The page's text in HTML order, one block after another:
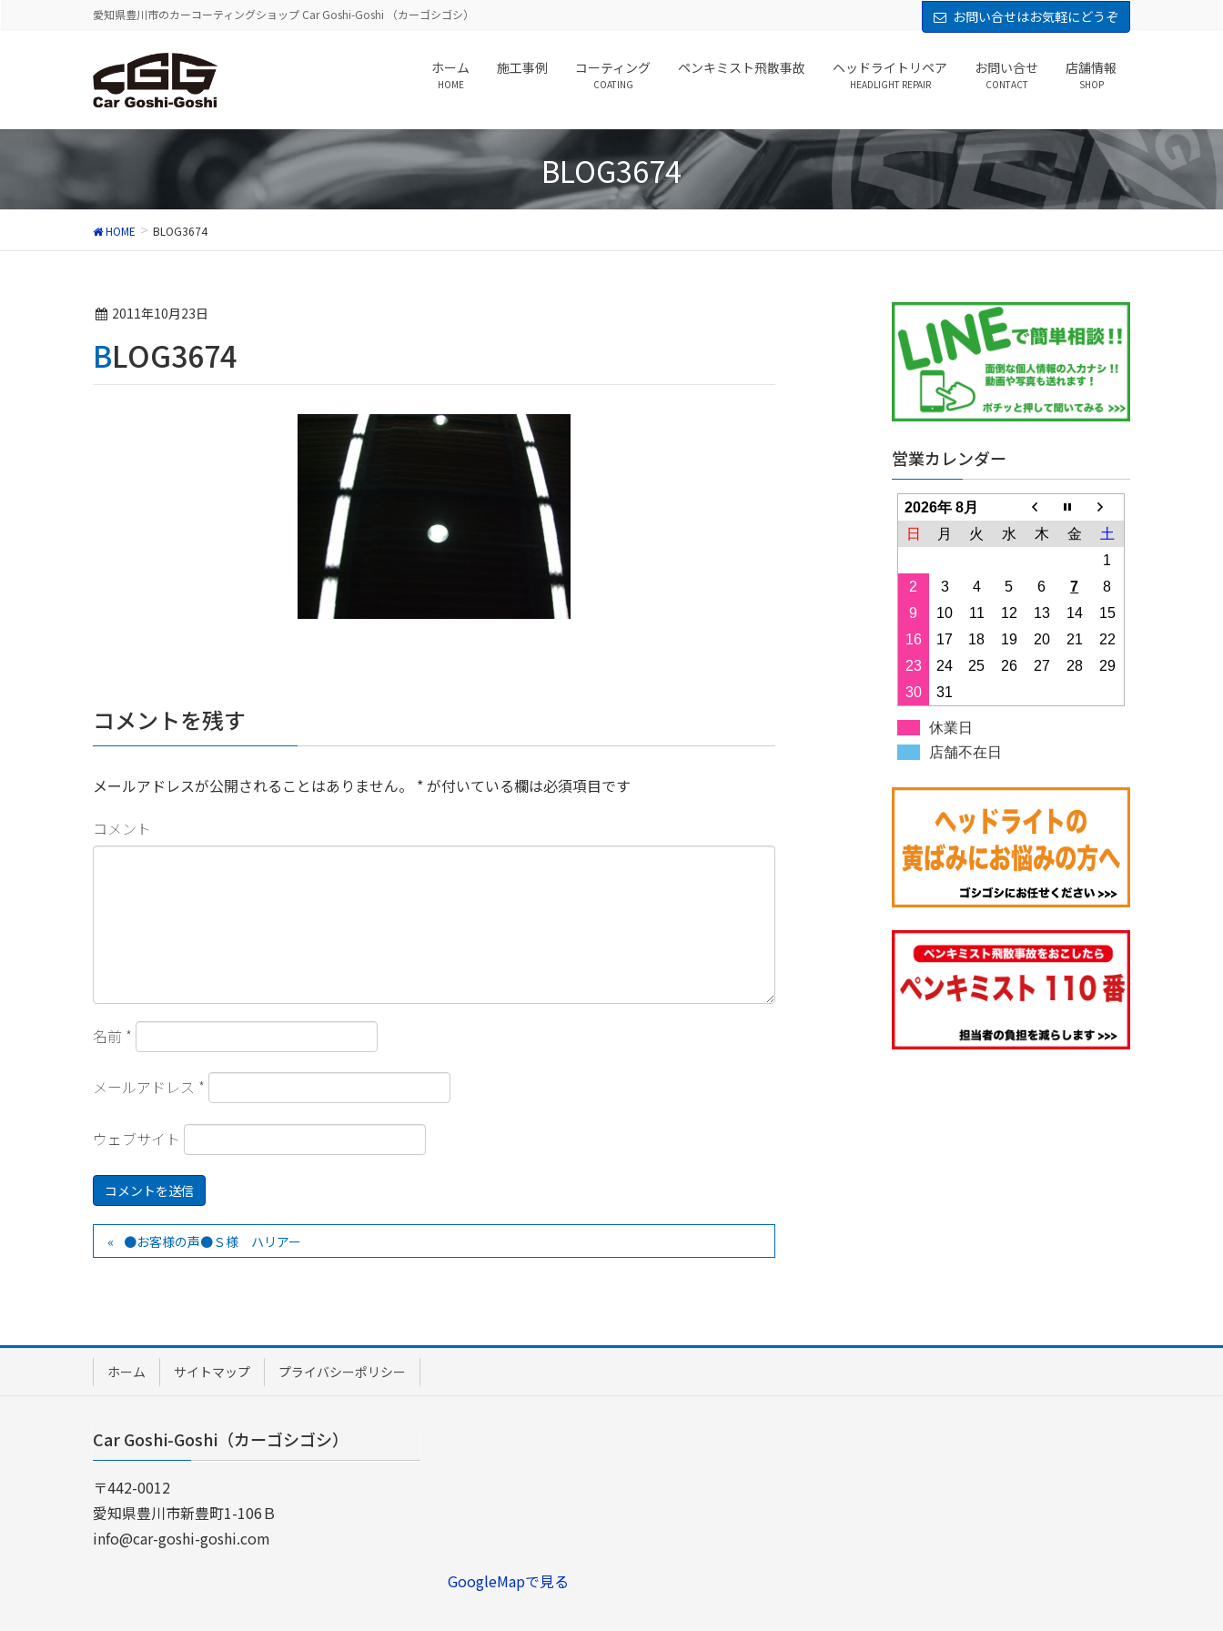
愛知県豊川市のカーコーティングショップ Car Goshi-Goshi （カーゴシゴシ） お問い合せはお気軽にどうぞ
ホーム
HOME
施工事例 コーティング
COATING
ペンキミスト飛散事故 ヘッドライトリペア
HEADLIGHT REPAIR
お問い合せ
CONTACT
店舗情報
SHOP
BLOG3674
HOME BLOG3674
2011年10月23日
BLOG3674
コメントを残す
メールアドレスが公開されることはありません。 *が付いている欄は必須項目です
コメント
名前 *
メールアドレス *
ウェブサイト
●お客様の声●Ｓ様 ハリアー
営業カレンダー
2026年 8月
日
月 火 水 木 金
土
1
2
3 4 5 6 7
8
9
10 11 12 13 14
15
16
17 18 19 20 21
22
23
24 25 26 27 28
29
30
31
休業日
店舗不在日
ホーム サイトマップ プライバシーポリシー
Car Goshi-Goshi（カーゴシゴシ）
〒442-0012
愛知県豊川市新豊町1-106Ｂ
info@car-goshi-goshi.com
GoogleMapで見る